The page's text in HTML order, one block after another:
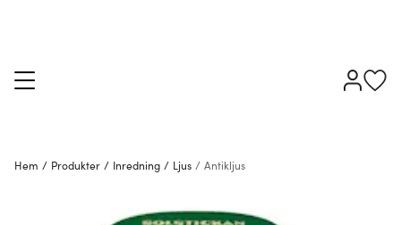
Hem / Produkter / Inredning / Ljus / Antikljus